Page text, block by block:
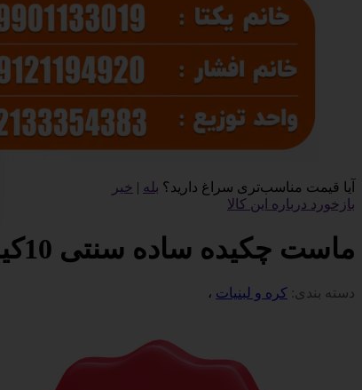
آیا قیمت مناسب‌تری سراغ دارید؟ بله | خیر
بازخورد درباره این کالا
ماست چکیده ساده سنتی 10کیلویی
دسته بندی: کره و لبنیات ،